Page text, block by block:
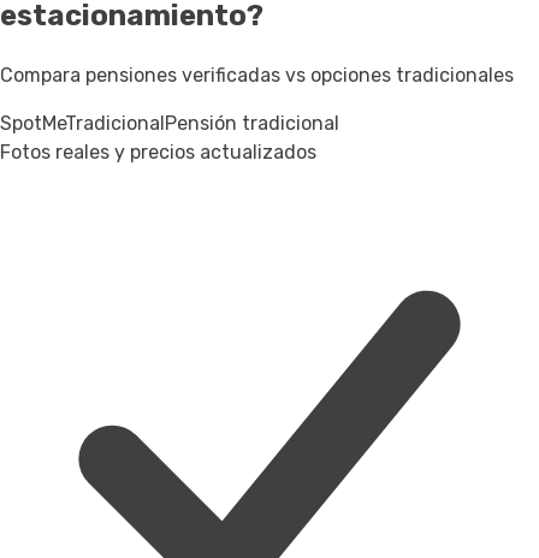
estacionamiento?
Compara pensiones verificadas vs opciones tradicionales
SpotMeTradicionalPensión tradicional
Fotos reales y precios actualizados